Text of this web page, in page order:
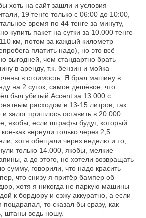
хоть на сайт зашли и условия
19 тенге только с 06:00 до 10:00,
время по 44 тенге за минуту,
купить пакет на сутки за 10.000 тенге
км, потом за каждый километр
платить надо), но это всё
выгодней, чем стандартно брать
в аренду, т.к. бензин и мойка
в стоимость. Я брал машину в
на 2 суток, самое дешёвое, что
был убитый Accent за 13.000 с
расходом в 13-15 литров, так
залог пришлось оставить в 20.000
якобы, если штрафы будут, который
как вернули только через 2,5
хотя обещали через неделю и то,
только 14.000, якобы, мелкие
а до этого, не хотели возвращать
сумму, говорили, что надо красить
что снизу я притёр бампер об
хотя я никогда не паркую машины
к бордюру и езжу аккуратно, а если
поцарапал, то сказал бы сразу, как
штаны ведь ношу.